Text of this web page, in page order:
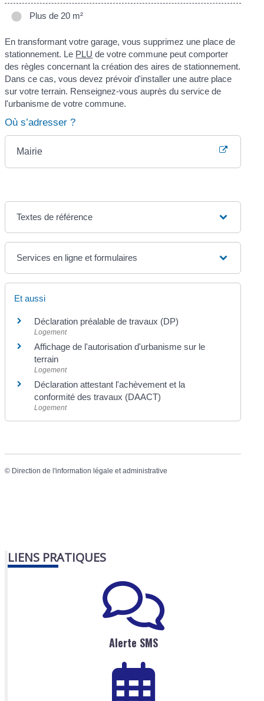
Plus de 20 m²
En transformant votre garage, vous supprimez une place de
stationnement. Le PLU de votre commune peut comporter
des règles concernant la création des aires de stationnement.
Dans ce cas, vous devez prévoir d'installer une autre place
sur votre terrain. Renseignez-vous auprès du service de
l'urbanisme de votre commune.
Où s’adresser ?
Mairie
Textes de référence
Services en ligne et formulaires
Et aussi
Déclaration préalable de travaux (DP)
Logement
Affichage de l'autorisation d'urbanisme sur le
terrain
Logement
Déclaration attestant l'achèvement et la
conformité des travaux (DAACT)
Logement
© Direction de l'information légale et administrative
LIENS PRATIQUES
Alerte SMS